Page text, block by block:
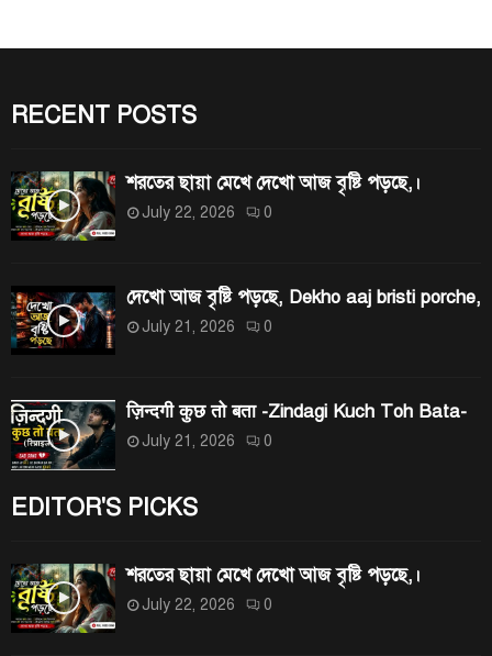
f
r
:
RECENT POSTS
শরতের ছায়া মেখে দেখো আজ বৃষ্টি পড়ছে,।
July 22, 2026 0
দেখো আজ বৃষ্টি পড়ছে, Dekho aaj bristi porche,
July 21, 2026 0
ज़िन्दगी कुछ तो बता -Zindagi Kuch Toh Bata-
July 21, 2026 0
EDITOR'S PICKS
শরতের ছায়া মেখে দেখো আজ বৃষ্টি পড়ছে,।
July 22, 2026 0